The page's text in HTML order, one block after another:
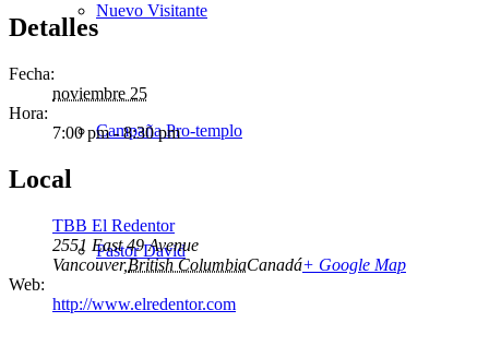
Nuevo Visitante
Campaña Pro-templo
Pastor David
Detalles
Fecha:
noviembre 25
Hora:
7:00 pm - 8:30 pm
Local
TBB El Redentor
2551 East 49 Avenue
Vancouver,British ColumbiaCanadá+ Google Map
Web:
http://www.elredentor.com